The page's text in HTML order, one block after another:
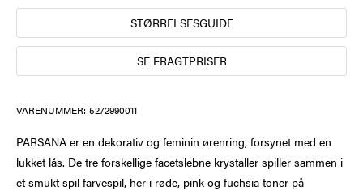
STØRRELSESGUIDE
SE FRAGTPRISER
VARENUMMER: 5272990011
PARSANA er en dekorativ og feminin ørenring, forsynet med en
lukket lås. De tre forskellige facetslebne krystaller spiller sammen i
et smukt spil farvespil, her i røde, pink og fuchsia toner på